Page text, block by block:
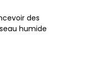
des
humide